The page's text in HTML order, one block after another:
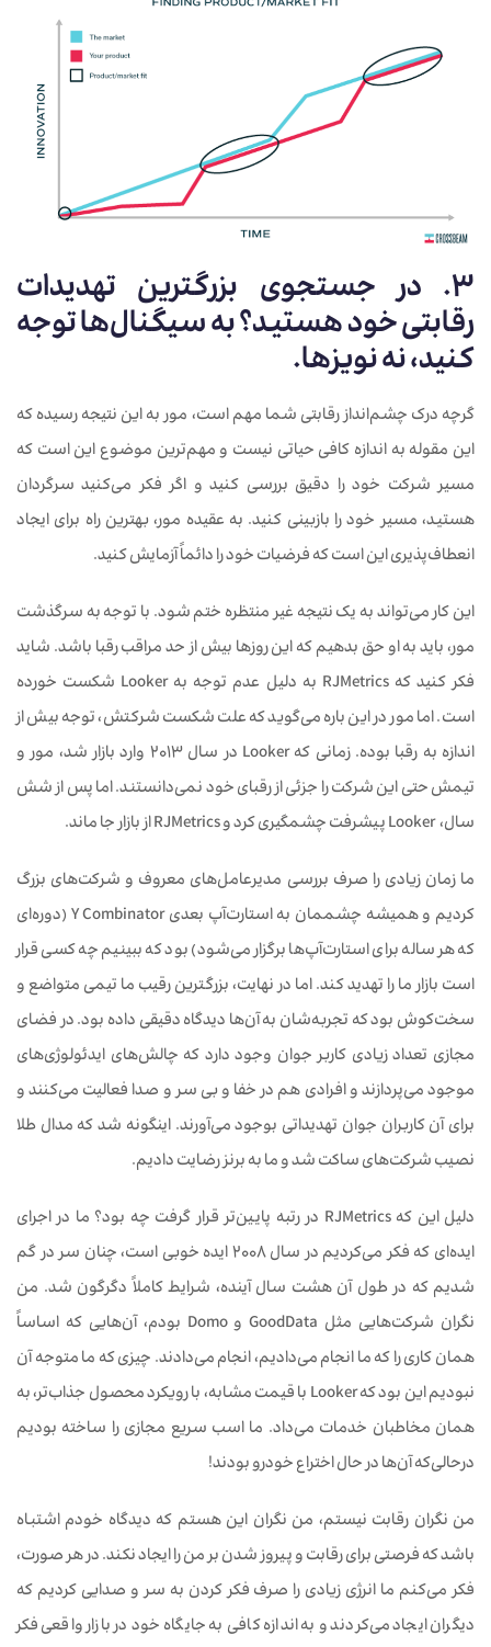
3. در جستجوی بزرگترین تهدیدات
رقابتی خود هستید؟ به سیگنال‌ها توجه
کنید، نه نویزها.
گرچه درک چشم‌انداز رقابتی شما مهم است، مور به این نتیجه رسیده که
این مقوله به اندازه کافی حیاتی نیست و مهم‌ترین موضوع این است که
مسیر شرکت خود را دقیق بررسی کنید و اگر فکر می‌کنید سرگردان
هستید، مسیر خود را بازبینی کنید. به عقیده مور، بهترین راه برای ایجاد
انعطاف‌پذیری این است که فرضیات خود را دائماً آزمایش کنید.
این کار می‌تواند به یک نتیجه غیر منتظره ختم شود. با توجه به سرگذشت
مور، باید به او حق بدهیم که این روزها بیش از حد مراقب رقبا باشد. شاید
فکر کنید که RJMetrics به دلیل عدم توجه به Looker شکست خورده
‌است. اما مور در این باره می‌گوید که علت شکست شرکتش، توجه بیش از
اندازه به رقبا بوده. زمانی که Looker در سال 2013 وارد بازار شد، مور و
تیمش حتی این شرکت را جزئی از رقبای خود نمی‌دانستند. اما پس از شش
سال، Looker پیشرفت چشمگیری کرد و RJMetrics از بازار جا ماند.
ما زمان زیادی را صرف بررسی مدیرعامل‌های معروف و شرکت‌های بزرگ
کردیم و همیشه چشممان به استارت‌آپ بعدی Y Combinator (دوره‌ای
که هر ساله برای استارت‌آپ‌ها برگزار می‌شود) بود که ببینیم چه کسی قرار
است بازار ما را تهدید کند. اما در نهایت، بزرگترین رقیب ما تیمی متواضع و
سخت‌کوش بود که تجربه‌شان به آن‌ها دیدگاه دقیقی داده‌ بود. در فضای
مجازی تعداد زیادی کاربر جوان وجود دارد که چالش‌های ایدئولوژی‌های
موجود می‌پردازند و افرادی هم در خفا و بی سر و صدا فعالیت می‌کنند و
برای آن کاربران جوان تهدیداتی بوجود می‌آورند. اینگونه شد که مدال طلا
نصیب شرکت‌های ساکت شد و ما به برنز رضایت دادیم.
دلیل این که RJMetrics در رتبه پایین‌تر قرار گرفت چه بود؟ ما در اجرای
ایده‌ای که فکر می‌کردیم در سال 2008 ایده خوبی است، چنان سر در گم
شدیم که در طول آن هشت سال آینده، شرایط کاملاً دگرگون شد. من
نگران شرکت‌هایی مثل GoodData و Domo بودم، آن‌هایی که اساساً
همان کاری را که ما انجام می‌دادیم، انجام می‌دادند. چیزی که ما متوجه آن
نبودیم این بود که Looker با قیمت مشابه، با رویکرد محصول جذاب‌تر، به
همان مخاطبان خدمات می‌داد. ما اسب سریع مجازی را ساخته بودیم
درحالی‌که آن‌ها در حال اختراع خودرو بودند!
من نگران رقابت نیستم، من نگران این هستم که دیدگاه خودم اشتباه
باشد که فرصتی برای رقابت و پیروز شدن بر من را ایجاد نکند. در هر صورت،
فکر می‌کنم ما انرژی زیادی را صرف فکر کردن به سر و صدایی کردیم که
دیگران ایجاد می‌کردند و به اندازه کافی به جایگاه خود در بازار واقعی فکر